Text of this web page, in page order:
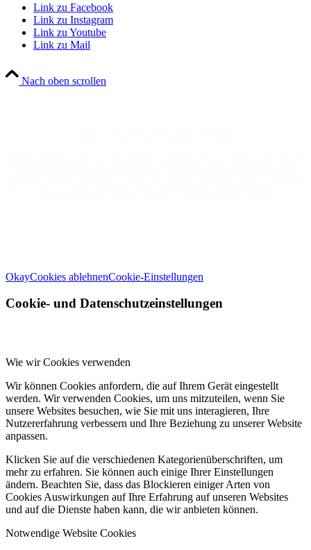
Link zu Facebook
Link zu Instagram
Link zu Youtube
Link zu Mail
Nach oben scrollen
OkayCookies ablehnenCookie-Einstellungen
Cookie- und Datenschutzeinstellungen
Wie wir Cookies verwenden
Wir können Cookies anfordern, die auf Ihrem Gerät eingestellt
werden. Wir verwenden Cookies, um uns mitzuteilen, wenn Sie
unsere Websites besuchen, wie Sie mit uns interagieren, Ihre
Nutzererfahrung verbessern und Ihre Beziehung zu unserer Website
anpassen.
Klicken Sie auf die verschiedenen Kategorienüberschriften, um
mehr zu erfahren. Sie können auch einige Ihrer Einstellungen
ändern. Beachten Sie, dass das Blockieren einiger Arten von
Cookies Auswirkungen auf Ihre Erfahrung auf unseren Websites
und auf die Dienste haben kann, die wir anbieten können.
Notwendige Website Cookies